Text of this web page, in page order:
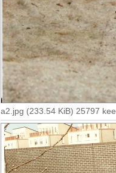
a2.jpg (233.54 KiB) 25797